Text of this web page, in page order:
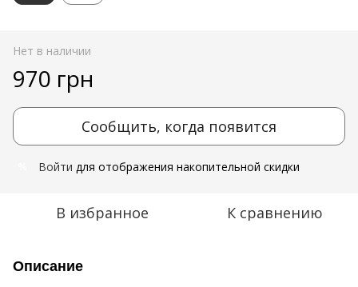
Нет в наличии
970 грн
Сообщить, когда появится
Войти для отображения накопительной скидки
В избранное К сравнению
Описание